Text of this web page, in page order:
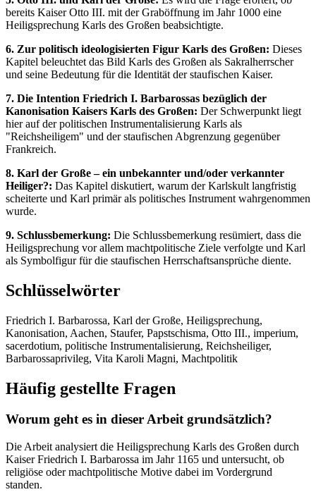
bereits Kaiser Otto III. mit der Graböffnung im Jahr 1000 eine
Heiligsprechung Karls des Großen beabsichtigte.
6. Zur politisch ideologisierten Figur Karls des Großen: Dieses
Kapitel beleuchtet das Bild Karls des Großen als Sakralherrscher
und seine Bedeutung für die Identität der staufischen Kaiser.
7. Die Intention Friedrich I. Barbarossas bezüglich der
Kanonisation Kaisers Karls des Großen: Der Schwerpunkt liegt
hier auf der politischen Instrumentalisierung Karls als
"Reichsheiligem" und der staufischen Abgrenzung gegenüber
Frankreich.
8. Karl der Große – ein unbekannter und/oder verkannter
Heiliger?: Das Kapitel diskutiert, warum der Karlskult langfristig
scheiterte und Karl primär als politisches Instrument wahrgenommen
wurde.
9. Schlussbemerkung: Die Schlussbemerkung resümiert, dass die
Heiligsprechung vor allem machtpolitische Ziele verfolgte und Karl
als Symbolfigur für die staufischen Herrschaftsansprüche diente.
Schlüsselwörter
Friedrich I. Barbarossa, Karl der Große, Heiligsprechung,
Kanonisation, Aachen, Staufer, Papstschisma, Otto III., imperium,
sacerdotium, politische Instrumentalisierung, Reichsheiliger,
Barbarossaprivileg, Vita Karoli Magni, Machtpolitik
Häufig gestellte Fragen
Worum geht es in dieser Arbeit grundsätzlich?
Die Arbeit analysiert die Heiligsprechung Karls des Großen durch
Kaiser Friedrich I. Barbarossa im Jahr 1165 und untersucht, ob
religiöse oder machtpolitische Motive dabei im Vordergrund
standen.